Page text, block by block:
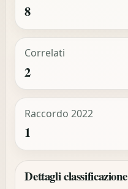
8
Correlati
2
Raccordo 2022
1
Dettagli classificazione